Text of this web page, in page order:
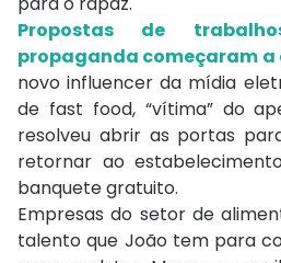
Propostas de
propaganda começaram a
novo influencer da mídia
de fast food, “vítima” do
resolveu abrir as portas
retornar ao
banquete gratuito.
Empresas do setor de
talento que João tem para